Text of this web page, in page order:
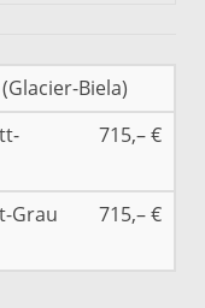
Biela)
715,– €
Grau
715,– €